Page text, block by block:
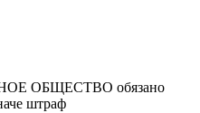
ОБЩЕСТВО обязано
штраф